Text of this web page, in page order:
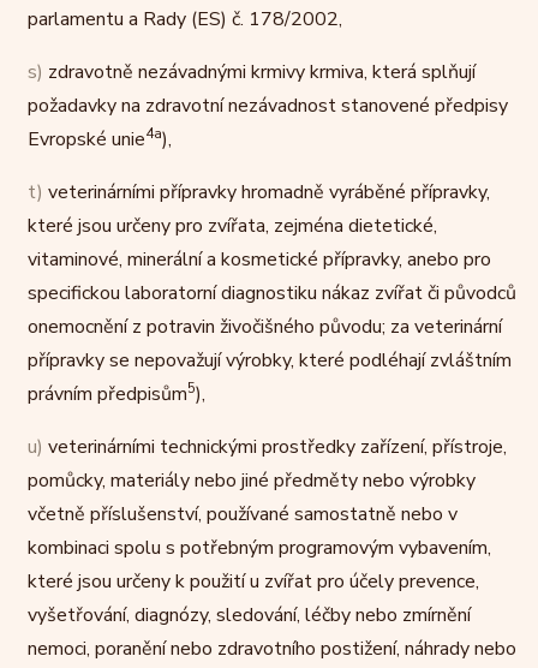
parlamentu a Rady (ES) č. 178/2002,
s) zdravotně nezávadnými krmivy krmiva, která splňují
požadavky na zdravotní nezávadnost stanovené předpisy
Evropské unie4a),
t) veterinárními přípravky hromadně vyráběné přípravky,
které jsou určeny pro zvířata, zejména dietetické,
vitaminové, minerální a kosmetické přípravky, anebo pro
specifickou laboratorní diagnostiku nákaz zvířat či původců
onemocnění z potravin živočišného původu; za veterinární
přípravky se nepovažují výrobky, které podléhají zvláštním
právním předpisům5),
u) veterinárními technickými prostředky zařízení, přístroje,
pomůcky, materiály nebo jiné předměty nebo výrobky
včetně příslušenství, používané samostatně nebo v
kombinaci spolu s potřebným programovým vybavením,
které jsou určeny k použití u zvířat pro účely prevence,
vyšetřování, diagnózy, sledování, léčby nebo zmírnění
nemoci, poranění nebo zdravotního postižení, náhrady nebo